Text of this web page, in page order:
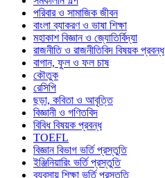
পরিবার ও সামাজিক জীবন
বাংলা ব্যাকরণ ও ভাষা শিক্ষা
মহাকাশ বিজ্ঞান ও জ্যোতির্বিদ্যা
রাজনীতি ও রাজনীতিবিদ বিষয়ক প্রবন্ধ
বাগান, ফুল ও ফল চাষ
কৌতুক
রেসিপি
ছড়া, কবিতা ও আবৃত্তি
বিজ্ঞানী ও গণিতবিদ
বিবিধ বিষয়ক প্রবন্ধ
TOEFL
বিজ্ঞান বিভাগ ভর্তি প্রস্তুতি
ইঞ্জিনিয়ারিং ভর্তি প্রস্তুতি
ব্যবসায় শিক্ষা ভর্তি প্রস্তুতি